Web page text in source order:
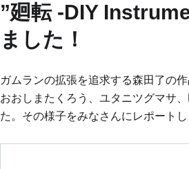
”廻転 -DIY
ました！
ガムランの拡張を追求する森田了の
おおしまたくろう、ユタニツグマサ
た。その様子をみなさんにレポートし